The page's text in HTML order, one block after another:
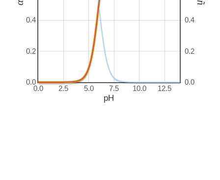
0.0 2.5 5.0 7.5 10.0 12.5
0.0
0.2
0.4
0.0
0.2
0.4
pH
α ñ